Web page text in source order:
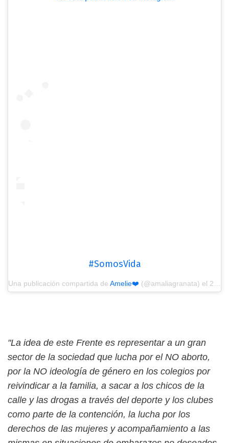
#SomosVida
Una publicación compartida de Amelie❤️ (@amaliagranata) el 25 Mar, 2019 a las 3:41 PDT
"La idea de este Frente es representar a un gran
sector de la sociedad que lucha por el NO aborto,
por la NO ideología de género en los colegios por
reivindicar a la familia, a sacar a los chicos de la
calle y las drogas a través del deporte y los clubes
como parte de la contención, la lucha por los
derechos de las mujeres y acompañamiento a las